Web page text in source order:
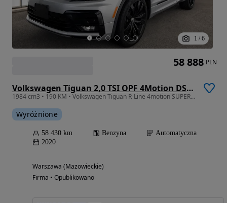
1 / 6
Volkswagen Tiguan 2,0 TSI OPF 4Motion DSG R-Line
1984 cm3 • 190 KM • Volkswagen Tiguan R-Line 4motion SUPERT STAN
Wyróżnione
58 430 km Benzyna
Automatyczna
2020
Warszawa (Mazowieckie)
Firma • Opublikowano
58 888 PLN